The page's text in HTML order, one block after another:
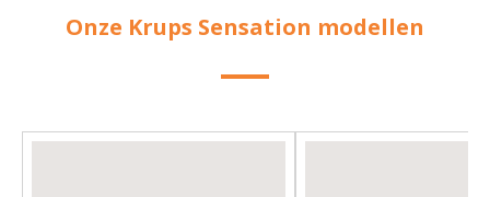
Onze Krups Sensation modellen